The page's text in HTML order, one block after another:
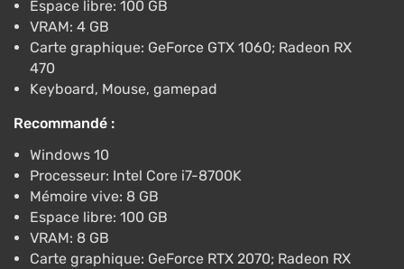
Assassins Creed Shadows (PC) [Global
(without JP)] [Standard]
€24 €25
-4%
-15% avec le code promo happysale
Boosted
Difmark 3.487 avis
Assassins Creed Shadows (PC) [Global
(without JP)] [Deluxe Edition]
€31
-15% avec le code promo happysale
Boosted
Espace libre: 100 GB
VRAM: 4 GB
Carte graphique: GeForce GTX 1060; Radeon RX
470
Keyboard, Mouse, gamepad
Recommandé :
Windows 10
Processeur: Intel Core i7-8700K
Mémoire vive: 8 GB
Espace libre: 100 GB
VRAM: 8 GB
Carte graphique: GeForce RTX 2070; Radeon RX